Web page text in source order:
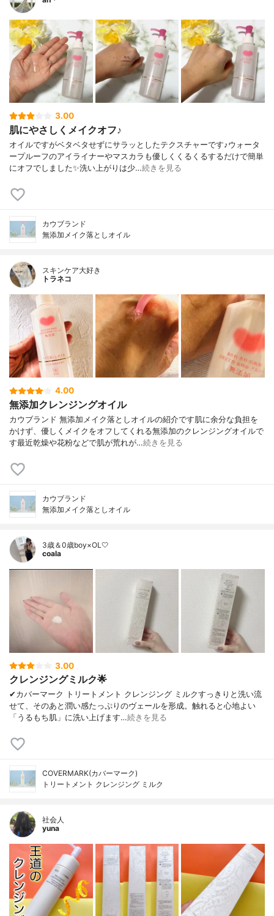
3.00
肌にやさしくメイクオフ♪
オイルですがベタベタせずにサラッとしたテクスチャーです♪ウォータ
ープルーフのアイライナーやマスカラも優しくくるくるするだけで簡単
にオフでしました✨洗い上がりは少…続きを見る
カウブランド
無添加メイク落としオイル
スキンケア大好き
トラネコ
4.00
無添加クレンジングオイル
カウブランド 無添加メイク落としオイルの紹介です肌に余分な負担を
かけず、優しくメイクをオフしてくれる無添加のクレンジングオイルで
す最近乾燥や花粉などで肌が荒れが…続きを見る
カウブランド
無添加メイク落としオイル
3歳＆0歳boy×OL🤍
coala
3.00
クレンジングミルク🌟
✔︎カバーマーク トリートメント クレンジング ミルクすっきりと洗い流
せて、そのあと潤い感たっぷりのヴェールを形成。触れると心地よい
「うるもち肌」に洗い上げます…続きを見る
COVERMARK(カバーマーク)
トリートメント クレンジング ミルク
社会人
yuna